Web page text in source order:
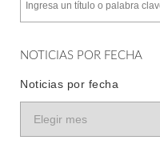
NOTICIAS POR FECHA
Noticias por fecha